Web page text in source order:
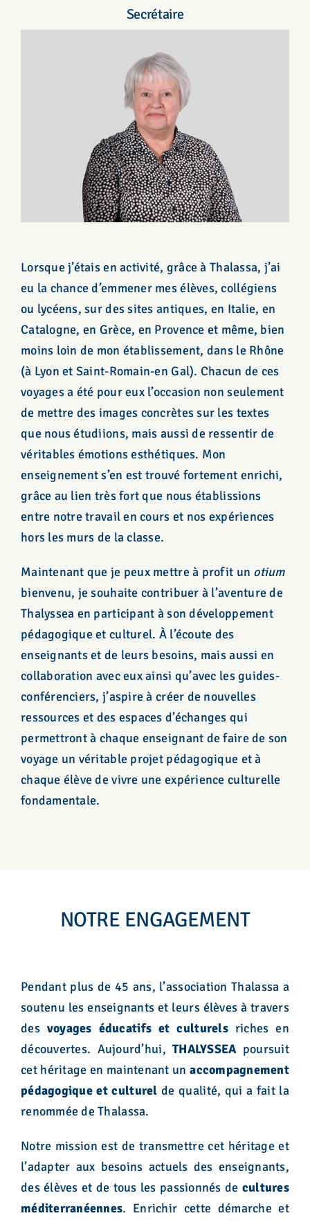
Secrétaire
Lorsque j’étais en activité, grâce à Thalassa, j’ai
eu la chance d’emmener mes élèves, collégiens
ou lycéens, sur des sites antiques, en Italie, en
Catalogne, en Grèce, en Provence et même, bien
moins loin de mon établissement, dans le Rhône
(à Lyon et Saint-Romain-en Gal). Chacun de ces
voyages a été pour eux l’occasion non seulement
de mettre des images concrètes sur les textes
que nous étudiions, mais aussi de ressentir de
véritables émotions esthétiques. Mon
enseignement s’en est trouvé fortement enrichi,
grâce au lien très fort que nous établissions
entre notre travail en cours et nos expériences
hors les murs de la classe.
Maintenant que je peux mettre à profit un otium
bienvenu, je souhaite contribuer à l’aventure de
Thalyssea en participant à son développement
pédagogique et culturel. À l’écoute des
enseignants et de leurs besoins, mais aussi en
collaboration avec eux ainsi qu’avec les guides-
conférenciers, j’aspire à créer de nouvelles
ressources et des espaces d’échanges qui
permettront à chaque enseignant de faire de son
voyage un véritable projet pédagogique et à
chaque élève de vivre une expérience culturelle
fondamentale.
NOTRE ENGAGEMENT
Pendant plus de 45 ans, l’association Thalassa a
soutenu les enseignants et leurs élèves à travers
des voyages éducatifs et culturelsriches en
découvertes. Aujourd’hui,THALYSSEApoursuit
cet héritage en maintenant unaccompagnement
pédagogique et culturel de qualité, qui a fait la
renommée de Thalassa.
Notre mission est de transmettre cet héritage et
l’adapter aux besoins actuels des enseignants,
des élèves et de tous les passionnés de cultures
méditerranéennes. Enrichir cette démarche et